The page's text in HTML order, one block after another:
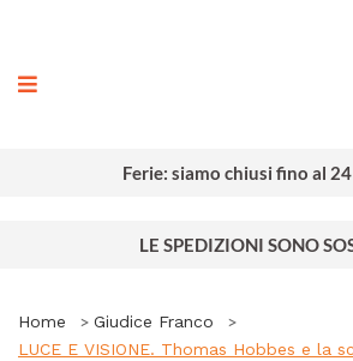
Ferie: siamo chiusi fino al
LE SPEDIZIONI SONO
Home
Giudice Franco
LUCE E VISIONE. Thomas Hobbes e la